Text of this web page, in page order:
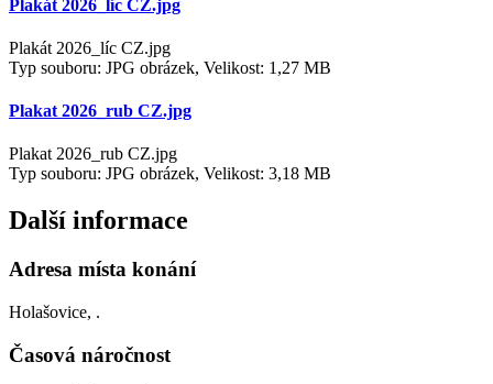
Plakát 2026_líc CZ.jpg
Plakát 2026_líc CZ.jpg
Typ souboru: JPG obrázek, Velikost: 1,27 MB
Plakat 2026_rub CZ.jpg
Plakat 2026_rub CZ.jpg
Typ souboru: JPG obrázek, Velikost: 3,18 MB
Další informace
Adresa místa konání
Holašovice, .
Časová náročnost